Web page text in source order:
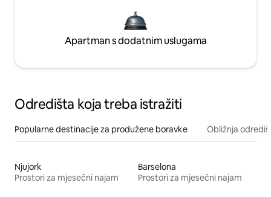
Apartman s dodatnim uslugama
Odredišta koja treba istražiti
Popularne destinacije za produžene boravke Obližnja
Njujork
Prostori za mjesečni najam
Barselona
Prostori za mjesečni najam